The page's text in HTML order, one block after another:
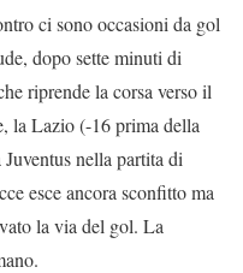
ci sono occasioni da gol
dopo sette minuti di
riprende la corsa verso il
la Lazio (-16 prima della
nella partita di
esce ancora sconfitto ma
la via del gol. La